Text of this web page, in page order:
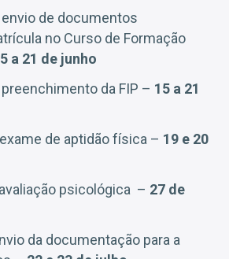
envio de documentos
no Curso de Formação
a 21 de junho
da FIP – 15 a 21
de aptidão física – 19 e 20
psicológica – 27 de
da documentação para a